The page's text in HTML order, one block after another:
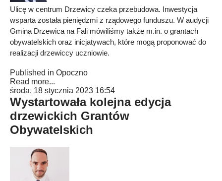
Ulicę w centrum Drzewicy czeka przebudowa. Inwestycja
wsparta została pieniędzmi z rządowego funduszu. W audycji
Gmina Drzewica na Fali mówiliśmy także m.in. o grantach
obywatelskich oraz inicjatywach, które mogą proponować do
realizacji drzewiccy uczniowie.
Published in Opoczno
Read more...
środa, 18 stycznia 2023 16:54
Wystartowała kolejna edycja
drzewickich Grantów
Obywatelskich